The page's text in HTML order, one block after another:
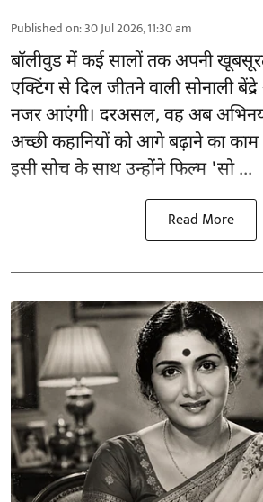
Published on:30 Jul 2026, 11:30 am
बॉलीवुडमें कई सालों तक अपनी
एक्टिंग से दिल जीतने वाली सोनाली
नजर आएंगी। दरअसल, वह अब
अच्छी कहानियों को आगे बढ़ाने का काम
इसी सोच के साथ उन्होंने फिल्म 'सो ...
Read More